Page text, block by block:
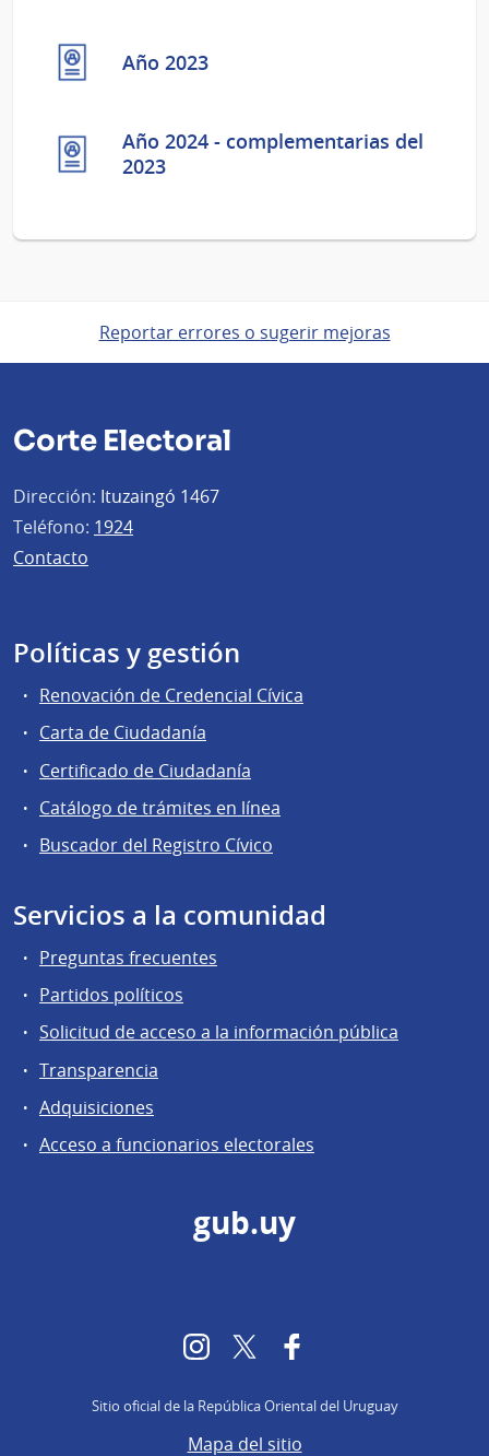
Año 2023
Año 2024 - complementarias del
2023
Reportar errores o sugerir mejoras
Corte Electoral
Dirección: Ituzaingó 1467
Teléfono: 1924
Contacto
Políticas y gestión
Renovación de Credencial Cívica
Carta de Ciudadanía
Certificado de Ciudadanía
Catálogo de trámites en línea
Buscador del Registro Cívico
Servicios a la comunidad
Preguntas frecuentes
Partidos políticos
Solicitud de acceso a la información pública
Transparencia
Adquisiciones
Acceso a funcionarios electorales
gub.uy
Instagram
Twitter
Sitio oficial de la República Oriental del Uruguay
Mapa del sitio